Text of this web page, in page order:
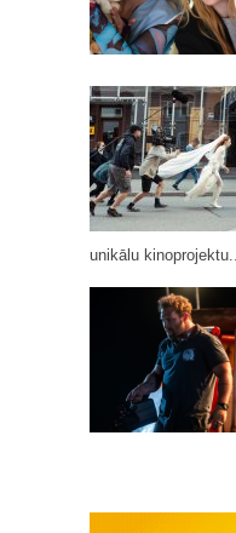
unikālu kinoprojektu...